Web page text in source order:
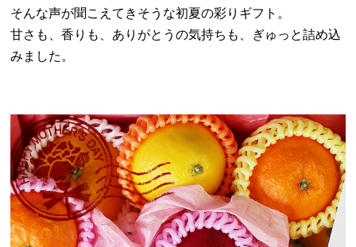
そんな声が聞こえてきそうな初夏の彩りギフト。
甘さも、香りも、ありがとうの気持ちも、ぎゅっと詰め込
みました。